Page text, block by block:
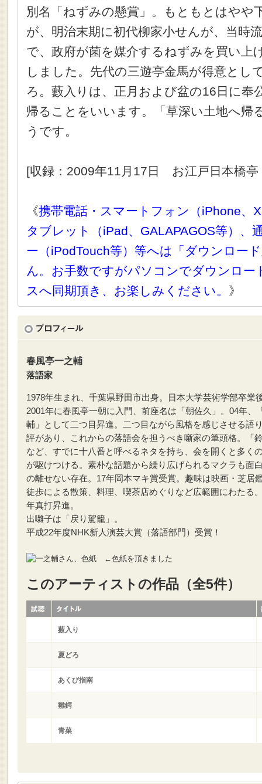
別名「ねずみの懸賞」。もともとはやや
が、明治末期に初代柳家小せんが、当時
で、政府が菌を媒介するねずみを買い上
しました。先代の三遊亭金馬が得意とし
ろ。藪入りは、正月および盆の16日に奉
帰ることをいいます。「草深い土地へ帰
うです。
[収録：2009年11月17日 お江戸日本橋亭
《携帯電話・スマートフォン（iPhone、
タブレット（iPad、GALAPAGOS等）、
ー（iPodTouch等）等へは「ダウンロー
ん。お手数ですがパソコンでダウンロー
スへ同期頂き、お楽しみください。 》
春風亭一之輔
落語家
1978年生まれ、千葉県野田市出身。日本大学芸術学部卒業
2001年に春風亭一朝に入門、前座名は「朝佐久」。04年、
輔」として二つ目昇進。二つ目ながら風格を感じさせる語
評があり、これからの落語会を担うべき噺家の筆頭格。「
など、すでに十八番と呼べるネタを持ち、会を開くと多く
が駆けつける。素朴な話題から繰り広げられるマクラも面
の離せない存在。17年岡本マキ賞受賞。趣味は映画・芝居
徒歩による散策、料理、喫茶店めぐりなど広範囲にわたる
年真打昇進。
出囃子は「戻り駕籠」。
平成22年度NHK新人演芸大賞（落語部門）受賞！
←色紙を頂きました
このアーティストの作品（全5件）
薮入り
夏どろ
あくび指南
雛鍔
青菜